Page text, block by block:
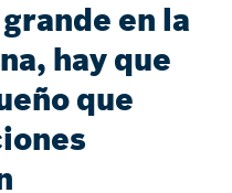
en la
hay que
que